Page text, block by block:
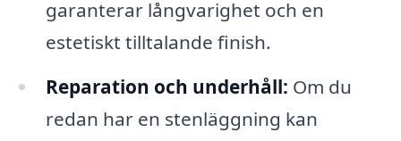
garanterar långvarighet och en
estetiskt tilltalande finish.
Reparation och underhåll: Om du
redan har en stenläggning kan